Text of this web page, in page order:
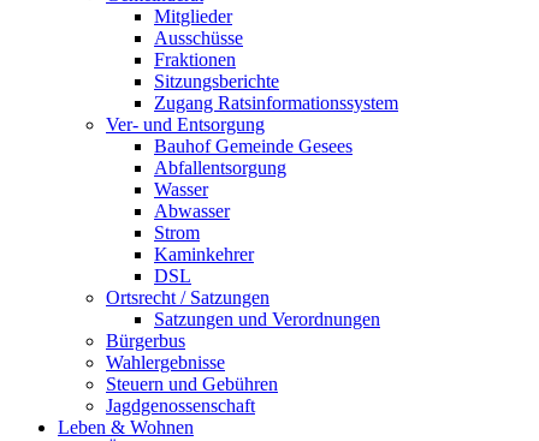
Mitglieder
Ausschüsse
Fraktionen
Sitzungsberichte
Zugang Ratsinformationssystem
Ver- und Entsorgung
Bauhof Gemeinde Gesees
Abfallentsorgung
Wasser
Abwasser
Strom
Kaminkehrer
DSL
Ortsrecht / Satzungen
Satzungen und Verordnungen
Bürgerbus
Wahlergebnisse
Steuern und Gebühren
Jagdgenossenschaft
Leben & Wohnen